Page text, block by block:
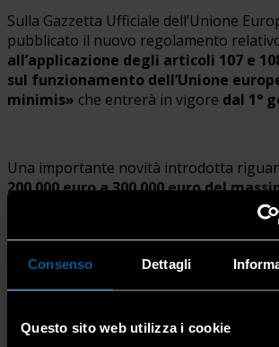
Consenso Dettagli
Questo sito web utilizza i cookie
Sulla Gazzetta Ufficiale dell’Unione
pubblicato il nuovo regolamento
all’applicazione degli articoli 107 e
sul funzionamento dell’Unione
minimis» che entrerà in vigore dal 1°
Una importante novità introdotta
200.000 euro a 300.000 euro del
che un’unica
nell’arco di tre anni da uno Stato
Il nuovo massimale tiene conto
membri e non leda la concorrenza.